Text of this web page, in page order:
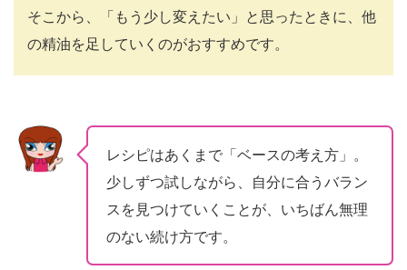
そこから、「もう少し変えたい」と思ったときに、他
の精油を足していくのがおすすめです。
レシピはあくまで「ベースの考え方」。
少しずつ試しながら、自分に合うバラン
スを見つけていくことが、いちばん無理
のない続け方です。